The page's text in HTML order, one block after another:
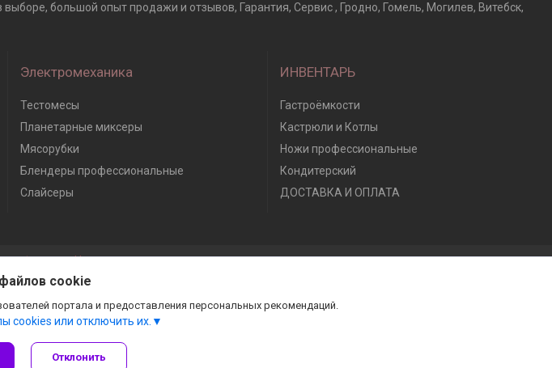
большой опыт продажи и отзывов, Гарантия, Сервис , Гродно, Гомель, Могилев, Витебск,
Электромеханика
Тестомесы
Планетарные миксеры
Мясорубки
Блендеры профессиональные
Слайсеры
ИНВЕНТАРЬ
Гастроёмкости
Кастрюли и Котлы
Ножи профессиональные
Кондитерский
ДОСТАВКА И ОПЛАТА
Deal.by
файлов cookies
cookie
портала и предоставления персональных рекомендаций.
cookies или отключить их.
Отклонить
на контент
▼